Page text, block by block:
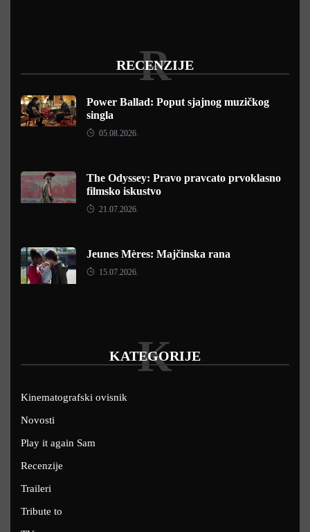
RECENZIJE
R
Power Ballad: Poput sjajnog muzičkog
singla
05.08.2026.
The Odyssey: Pravo pravcato prvoklasno
filmsko iskustvo
21.07.2026.
Jeunes Mères: Majčinska rana
15.07.2026.
KATEGORIJE
K
Kinematografski ovisnik
Novosti
Play it again Sam
Recenzije
Traileri
Tribute to